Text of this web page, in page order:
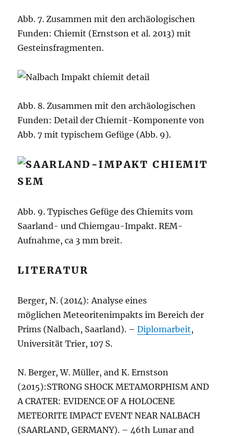
Abb. 7. Zusammen mit den archäologischen
Funden: Chiemit (Ernstson et al. 2013) mit
Gesteinsfragmenten.
Abb. 8. Zusammen mit den archäologischen
Funden: Detail der Chiemit-Komponente von
Abb. 7 mit typischem Gefüge (Abb. 9).
Abb. 9. Typisches Gefüge des Chiemits vom
Saarland- und Chiemgau-Impakt. REM-
Aufnahme, ca 3 mm breit.
LITERATUR
Berger, N. (2014):Analyseeines
möglichenMeteoritenimpaktsim Bereichder
Prims (Nalbach, Saarland). –Diplomarbeit,
Universität Trier,107 S.
N. Berger, W. Müller, and K. Ernstson
(2015):STRONG SHOCK METAMORPHISM AND
A CRATER: EVIDENCE OF A HOLOCENE
METEORITE IMPACT EVENT NEAR NALBACH
(SAARLAND, GERMANY). – 46th Lunar and